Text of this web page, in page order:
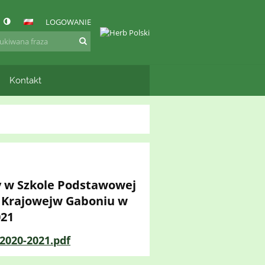
LOGOWANIE
Kontakt
Szkole Podstawowej
Gaboniu w
2021.pdf